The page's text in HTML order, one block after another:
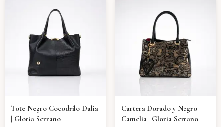
Tote Negro Cocodrilo Dalia
| Gloria Serrano
Cartera Dorado y Negro
Camelia | Gloria Serrano